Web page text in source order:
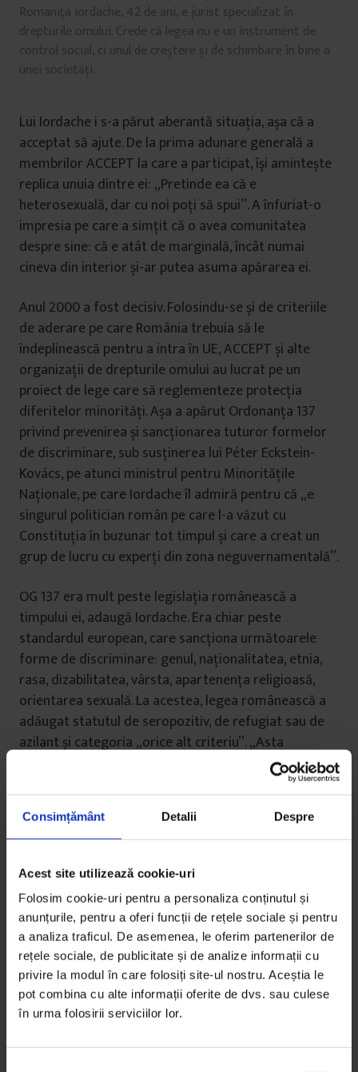
Consimțământ Detalii Despre
Acest site utilizează cookie-uri
Folosim cookie-uri pentru a personaliza conținutul și
anunțurile, pentru a oferi funcții de rețele sociale și pentru
a analiza traficul. De asemenea, le oferim partenerilor de
rețele sociale, de publicitate și de analize informații cu
privire la modul în care folosiți site-ul nostru. Aceștia le
pot combina cu alte informații oferite de dvs. sau culese
în urma folosirii serviciilor lor.
Romanița Iordache, 42 de ani, e jurist specializat în
drepturile omului. Crede că legea nu e un instrument de
control social, ci unul de creștere și de schimbare în bine a
unei societăți.
Lui Iordache i s-a părut aberantă situația, așa că a
acceptat să ajute. De la prima adunare generală a
membrilor ACCEPT la care a participat, își amintește
replica unuia dintre ei: „Pretinde ea că e
heterosexuală, dar cu noi poți să spui”. A înfuriat-o
impresia pe care a simțit că o avea comunitatea
despre sine: că e atât de marginală, încât numai
cineva din interior și-ar putea asuma apărarea ei.
Anul 2000 a fost decisiv. Folosindu-se și de criteriile
de aderare pe care România trebuia să le
îndeplinească pentru a intra în UE, ACCEPT și alte
organizații de drepturile omului au lucrat pe un
proiect de lege care să reglementeze protecția
diferitelor minorități. Așa a apărut Ordonanța 137
privind prevenirea și sancționarea tuturor formelor
de discriminare, sub susținerea lui Péter Eckstein-
Kovács, pe atunci ministrul pentru Minoritățile
Naționale, pe care Iordache îl admiră pentru că „e
singurul politician român pe care l-a văzut cu
Constituția în buzunar tot timpul și care a creat un
grup de lucru cu experți din zona neguvernamentală”.
OG 137 era mult peste legislația românească a
timpului ei, adaugă Iordache. Era chiar peste
standardul european, care sancționa următoarele
forme de discriminare: genul, naționalitatea, etnia,
rasa, dizabilitatea, vârsta, apartenența religioasă,
orientarea sexuală. La acestea, legea românească a
adăugat statutul de seropozitiv, de refugiat sau de
azilant și categoria „orice alt criteriu”. „Asta
înseamnă că, pe măsură ce societatea evoluează și
apar noi condiții care duc la discriminare, coalizarea
lor ca grup protejat e posibilă și atunci devine
sancționabilă discriminarea”, explică Iordache. (În
plus, legea românească a definit explicit dreptul la
demnitate umană, prevedere care a fost folosită în
apărarea multor persoane LGBT și în cazuri de
segregare rasială, pentru că segregarea nu este
definită prin lege.)
Tot atunci s-a format Coaliția anti-discriminare, care
funcționează și astăzi și din care fac parte
numeroase organizații de drepturile omului, printre
Politici Publice, Centrul FILIA. Ulterior, pentru că legea